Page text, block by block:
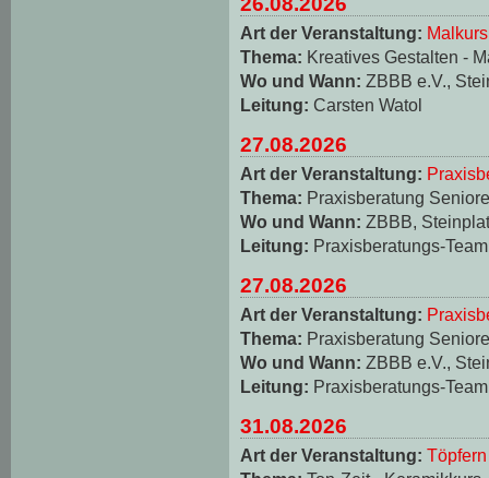
Art der Veranstaltung: Malkurs
Thema: Kreatives Gestalten -
Wo und Wann: ZBBB e.V.,
Leitung: Carsten Watol
27.08.2026
Art der Veranstaltung:
Thema: Praxisberatung
Wo und Wann: ZBBB,
Leitung: Praxisberatungs-Team
27.08.2026
Art der Veranstaltung:
Thema: Praxisberatung
Wo und Wann: ZBBB e.V.,
Leitung: Praxisberatungs-Team
31.08.2026
Art der Veranstaltung: Töpfern